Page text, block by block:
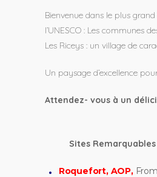
Bienvenue dans le plus
l’UNESCO : Les communes
Les Riceys : un village de
Un paysage d’excellence
Attendez- vous à un
Sites
Roquefort, AOP,